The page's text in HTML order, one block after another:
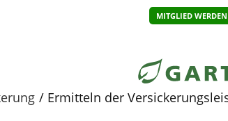
MITGLIED WERDEN
Ermitteln der